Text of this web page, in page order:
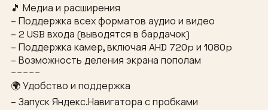
🎵 Медиа и расширения
– Поддержка всех форматов аудио и видео
– 2 USB входа (выводятся в бардачок)
– Поддержка камер, включая AHD 720p и 1080p
– Возможность деления экрана пополам
−−−−−
🌍 Удобство и поддержка
– Запуск Яндекс.Навигатора с пробками